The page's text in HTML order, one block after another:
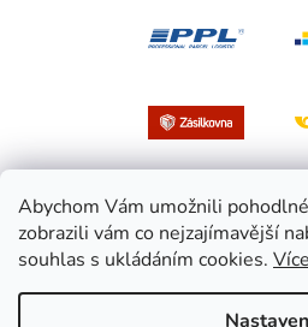
Abychom Vám umožnili
zobrazili vám co nejzajímavější
souhlas s ukládáním cookies.
Vytvořil